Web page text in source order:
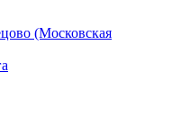
(Московская